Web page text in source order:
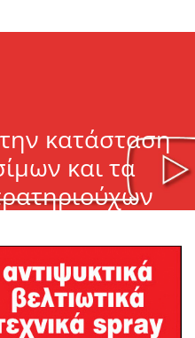
κατάσταση
και τα